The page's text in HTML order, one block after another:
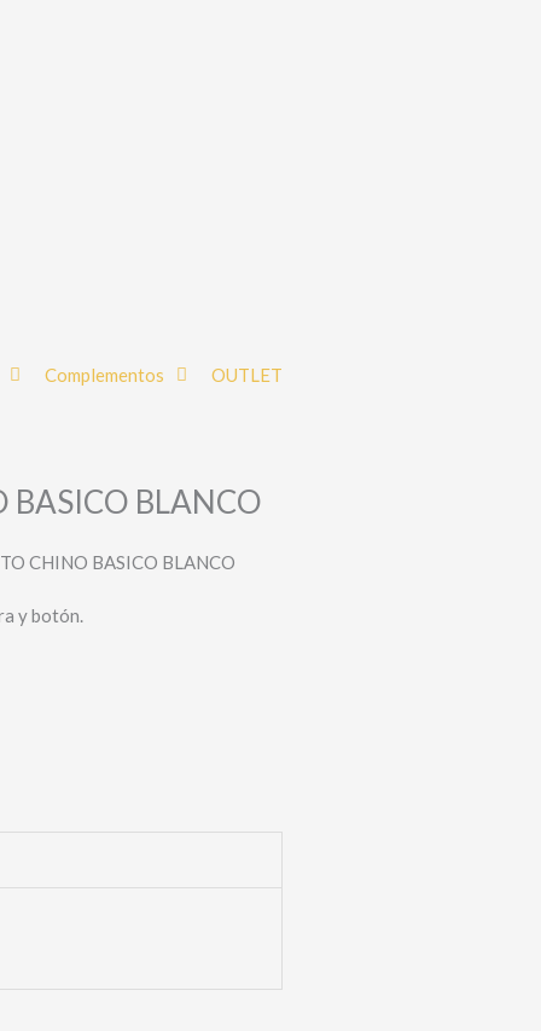
Complementos OUTLET
BASICO BLANCO
CHINO BASICO BLANCO
y botón.